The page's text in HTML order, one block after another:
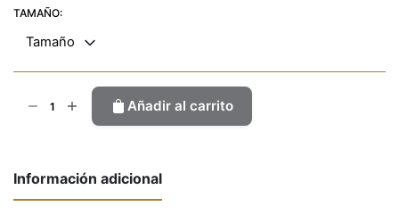
TAMAÑO:
Tamaño
Añadir al carrito
Información adicional